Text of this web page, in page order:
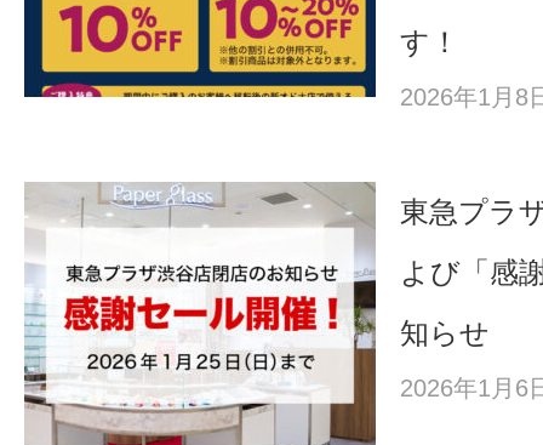
す！
2026年1月8
東急プラ
よび「感
知らせ
2026年1月6